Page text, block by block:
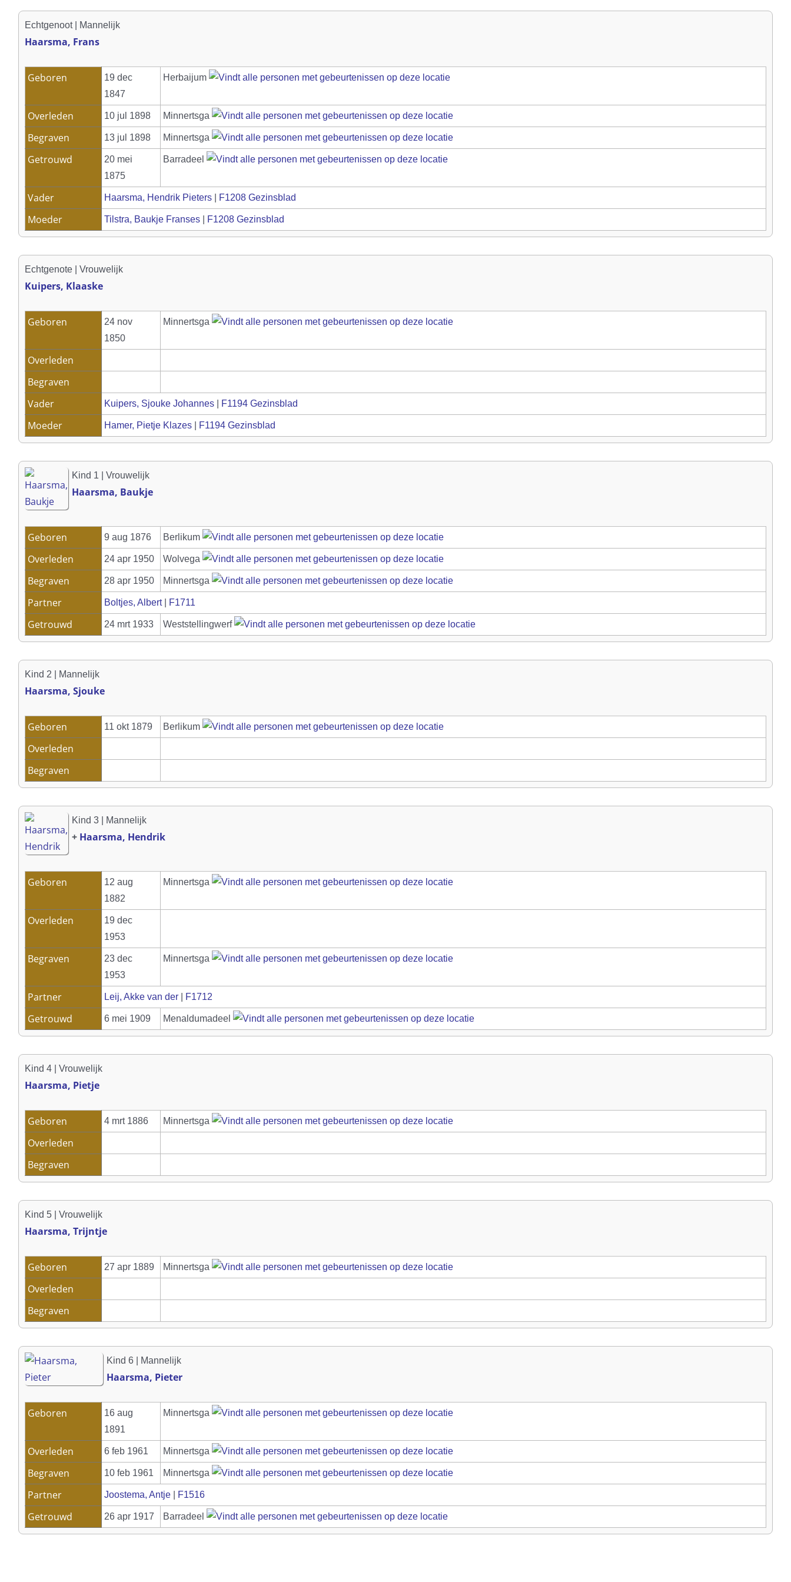
Echtgenoot | Mannelijk
Haarsma, Frans
Geboren
19 dec
1847
Herbaijum
Overleden 10 jul 1898 Minnertsga
Begraven 13 jul 1898 Minnertsga
Getrouwd
20 mei
1875
Barradeel
Vader Haarsma, Hendrik Pieters F1208 Gezinsblad
Moeder Tilstra, Baukje Franses F1208 Gezinsblad
Echtgenote | Vrouwelijk
Kuipers, Klaaske
Geboren
24 nov
1850
Minnertsga
Overleden
Begraven
Vader
Kuipers, Sjouke Johannes F1194 Gezinsblad
Moeder Hamer, Pietje Klazes F1194 Gezinsblad
Kind 1 | Vrouwelijk
Haarsma, Baukje
Geboren 9 aug 1876 Berlikum
Overleden 24 apr 1950 Wolvega
Begraven 28 apr 1950 Minnertsga
Partner Boltjes, Albert| F1711
Getrouwd 24 mrt 1933 Weststellingwerf
Kind 2 | Mannelijk
Haarsma, Sjouke
Geboren 11 okt 1879 Berlikum
Overleden
Begraven
Kind 3 | Mannelijk
+ Haarsma, Hendrik
Geboren
12 aug
1882
Minnertsga
Overleden
19 dec
1953
Begraven
23 dec
1953
Minnertsga
Partner Leij, Akke van der F1712
Getrouwd 6 mei 1909 Menaldumadeel
Kind 4 | Vrouwelijk
Haarsma, Pietje
Geboren 4 mrt 1886 Minnertsga
Overleden
Begraven
Kind 5 | Vrouwelijk
Haarsma, Trijntje
Geboren 27 apr 1889 Minnertsga
Overleden
Begraven
Kind 6 | Mannelijk
Haarsma, Pieter
Geboren
16 aug
1891
Minnertsga
Overleden 6 feb 1961 Minnertsga
Begraven 10 feb 1961 Minnertsga
Partner Joostema, Antje F1516
Getrouwd 26 apr 1917 Barradeel